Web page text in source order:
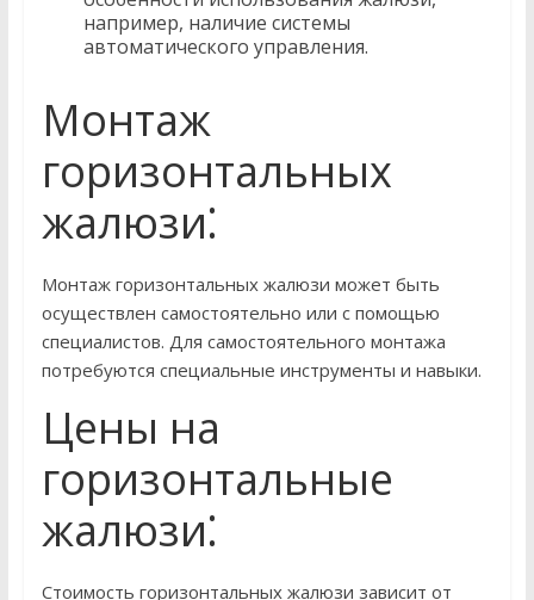
например, наличие системы
автоматического управления.
Монтаж
горизонтальных
жалюзи⁚
Монтаж горизонтальных жалюзи может быть
осуществлен самостоятельно или с помощью
специалистов. Для самостоятельного монтажа
потребуются специальные инструменты и навыки.
Цены на
горизонтальные
жалюзи⁚
Стоимость горизонтальных жалюзи зависит от